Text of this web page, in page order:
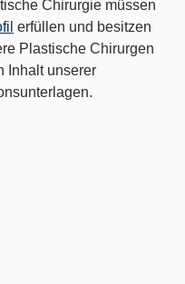
Chirurgie müssen
erfüllen und besitzen
Plastische Chirurgen
Inhalt unserer